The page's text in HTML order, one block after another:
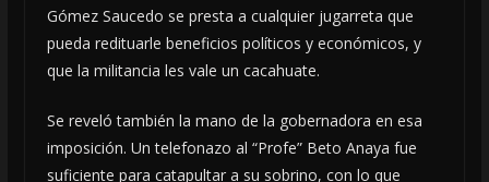
Gómez Saucedo se presta a cualquier jugarreta que
pueda redituarle beneficios políticos y económicos, y
que la militancia les vale un cacahuate.
Se reveló también la mano de la gobernadora en esa
imposición. Un telefonazo al “Profe” Beto Anaya fue
suficiente para catapultar a su sobrino, con lo que